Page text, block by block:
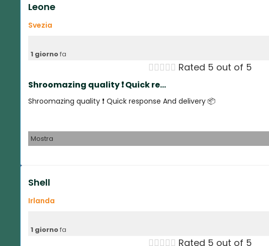
Leone
Svezia
1 giornofa
 Rated 5 out of 5
Shroomazing quality ❗️ Quick re...
Shroomazing quality ❗️ Quick response And delivery 📦
Mostra
Shell
Irlanda
1 giornofa
 Rated 5 out of 5